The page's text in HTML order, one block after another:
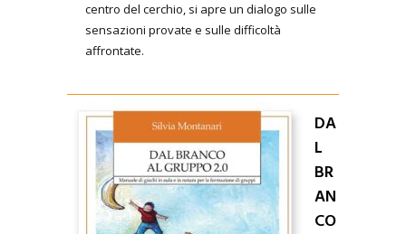
centro del cerchio, si apre un dialogo sulle
sensazioni provate e sulle difficoltà
affrontate.
DA
L
BR
AN
CO